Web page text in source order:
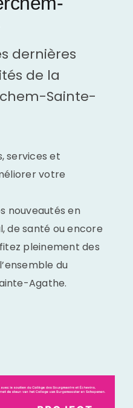
dernières
de la
Sainte-
services et
votre
nouveautés en
de santé ou encore
pleinement des
du
Agathe.